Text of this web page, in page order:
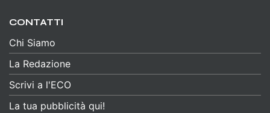
CONTATTI
Chi Siamo
La Redazione
Scrivi a l'ECO
La tua pubblicità qui!